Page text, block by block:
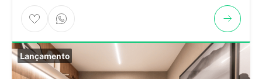
Lançamento